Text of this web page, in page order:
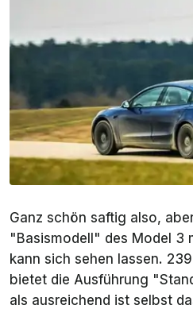
Ganz schön saftig also,
"Basismodell" des Model 3
kann sich sehen lassen.
bietet die Ausführung
als ausreichend ist selbst